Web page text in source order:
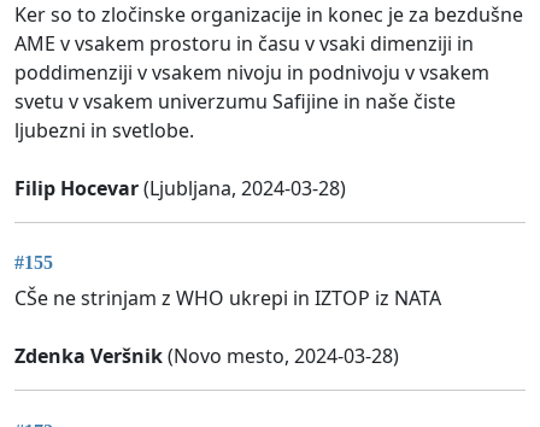
Ker so to zločinske organizacije in konec je za bezdušne
AME v vsakem prostoru in času v vsaki dimenziji in
poddimenziji v vsakem nivoju in podnivoju v vsakem
svetu v vsakem univerzumu Safijine in naše čiste
ljubezni in svetlobe.
Filip Hocevar(Ljubljana, 2024-03-28)
#155
CŠe ne strinjam z WHO ukrepi in IZTOP iz NATA
Zdenka Veršnik(Novo mesto, 2024-03-28)